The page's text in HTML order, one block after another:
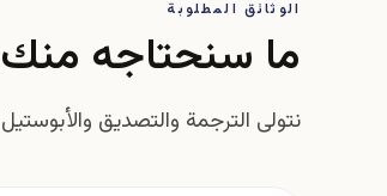
الوثائق المطلوبة
ما سنحتاجه
نتولى الترجمة والتصديق